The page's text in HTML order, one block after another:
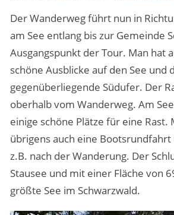
Der Wanderweg führt nun in
am See entlang bis zur Gemeinde
Ausgangspunkt der Tour. Man hat
schöne Ausblicke auf den See und
gegenüberliegende Südufer. Der
oberhalb vom Wanderweg. Am
einige schöne Plätze für eine Rast.
übrigens auch eine
z.B. nach der Wanderung. Der
Stausee und mit einer Fläche von
größte See im Schwarzwald.